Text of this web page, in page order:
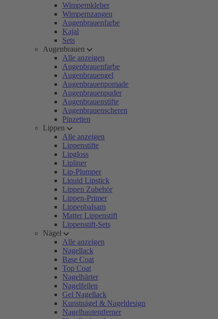
Wimpernkleber
Wimpernzangen
Augenbrauenfarbe
Kajal
Sets
Augenbrauen
Alle anzeigen
Augenbrauenfarbe
Augenbrauengel
Augenbrauenpomade
Augenbrauenpuder
Augenbrauenstifte
Augenbrauenscheren
Pinzetten
Lippen
Alle anzeigen
Lippenstifte
Lipgloss
Lipliner
Lip-Plumper
Liquid Lipstick
Lippen Zubehör
Lippen-Primer
Lippenbalsam
Matter Lippenstift
Lippenstift-Sets
Nägel
Alle anzeigen
Nagellack
Base Coat
Top Coat
Nagelhärter
Nagelfeilen
Gel Nagellack
Kunstnägel & Nageldesign
Nagelhautentferner